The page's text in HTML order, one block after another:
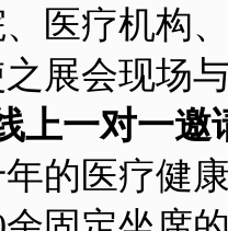
医疗机构
展会现场
上一对一
的医疗健